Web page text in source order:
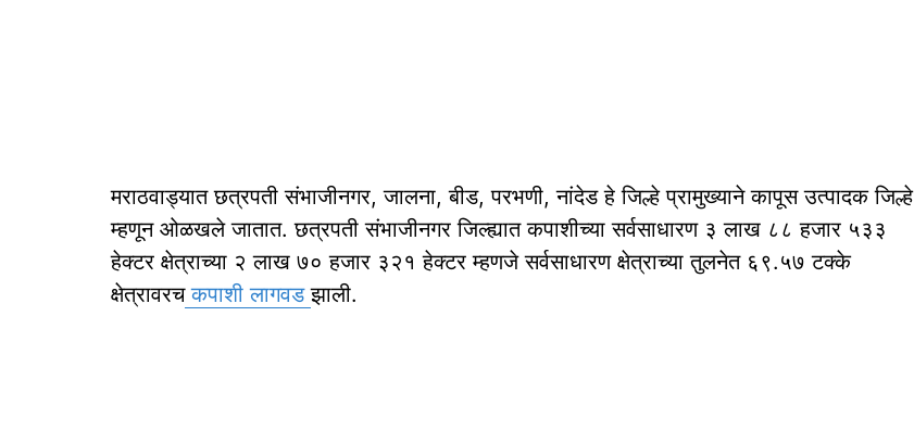
मराठवाड्यात छत्रपती संभाजीनगर, जालना, बीड, परभणी, नांदेड हे जिल्हे प्रामुख्याने कापूस उत्पादक जिल्हे
म्हणून ओळखले जातात. छत्रपती संभाजीनगर जिल्ह्यात कपाशीच्या सर्वसाधारण ३ लाख ८८ हजार ५३३
हेक्टर क्षेत्राच्या २ लाख ७० हजार ३२१ हेक्टर म्हणजे सर्वसाधारण क्षेत्राच्या तुलनेत ६९.५७ टक्के
क्षेत्रावरचकपाशी लागवडझाली.